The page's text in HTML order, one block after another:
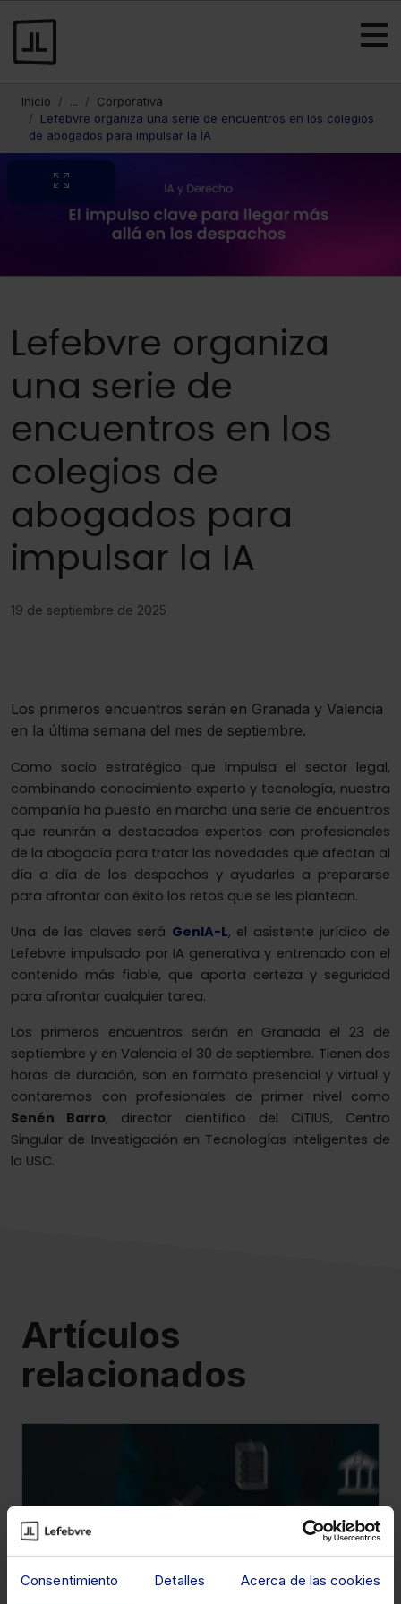
Consentimiento Detalles Acerca de las cookies
Inicio ...
Corporativa
Lefebvre organiza una serie de encuentros en los colegios
de abogados para impulsar la IA
Lefebvre organiza
una serie de
encuentros en los
colegios de
abogados para
impulsar la IA
19 de septiembre de 2025
Los primeros encuentros serán en Granada y Valencia
en la última semana del mes de septiembre.
Como socio estratégico que impulsa el sector legal,
combinando conocimiento experto y tecnología, nuestra
compañía ha puesto en marcha una serie de encuentros
que reunirán a destacados expertos con profesionales
de la abogacía para tratar las novedades que afectan al
día a día de los despachos y ayudarles a prepararse
para afrontar con éxito los retos que se les plantean.
Una de las claves será GenIA-L, el asistente jurídico de
Lefebvre impulsado por IA generativa y entrenado con el
contenido más fiable, que aporta certeza y seguridad
para afrontar cualquier tarea.
Los primeros encuentros serán en Granada el 23 de
septiembre y en Valencia el 30 de septiembre. Tienen dos
horas de duración, son en formato presencial y virtual y
contaremos con profesionales de primer nivel como
Senén Barro, director científico del CiTIUS, Centro
Singular de Investigación en Tecnologías inteligentes de
la USC.
Artículos
relacionados